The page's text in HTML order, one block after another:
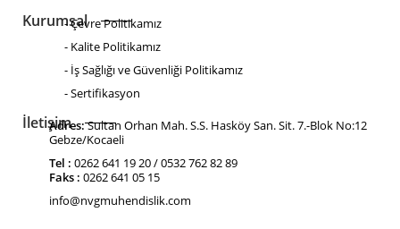
Kurumsal- Çevre Politikamız
- Kalite Politikamız
- İş Sağlığı ve Güvenliği Politikamız
- Sertifikasyon
İletişim
Adres:Sultan Orhan Mah. S.S. Hasköy San. Sit. 7.-Blok No:12
Gebze/Kocaeli
Tel : 0262 641 19 20 / 0532 762 82 89
Faks : 0262 641 05 15
info@nvgmuhendislik.com